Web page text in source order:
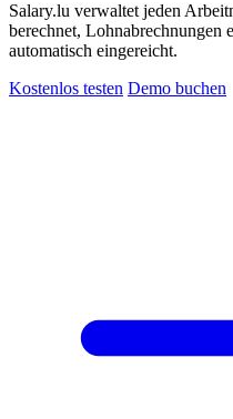
Salary.lu verwaltet jeden
berechnet, Lohnabrechnungen
automatisch eingereicht.
Kostenlos testen Demo buchen